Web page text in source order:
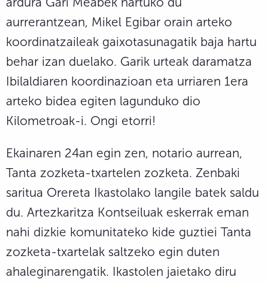
aurrerantzean, Mikel Egibar orain arteko
koordinatzaileak gaixotasunagatik baja hartu
behar izan duelako. Garik urteak daramatza
Ibilaldiaren koordinazioan eta urriaren 1era
arteko bidea egiten lagunduko dio
Kilometroak-i. Ongi etorri!
Ekainaren 24an egin zen, notario aurrean,
Tanta zozketa-txartelen zozketa. Zenbaki
saritua Orereta Ikastolako langile batek saldu
du. Artezkaritza Kontseiluak eskerrak eman
nahi dizkie komunitateko kide guztiei Tanta
zozketa-txartelak saltzeko egin duten
ahaleginarengatik. Ikastolen jaietako diru